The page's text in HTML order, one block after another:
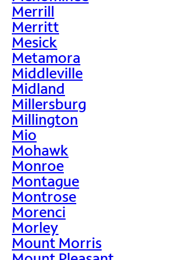
Merrill
Merritt
Mesick
Metamora
Middleville
Midland
Millersburg
Millington
Mio
Mohawk
Monroe
Montague
Montrose
Morenci
Morley
Mount Morris